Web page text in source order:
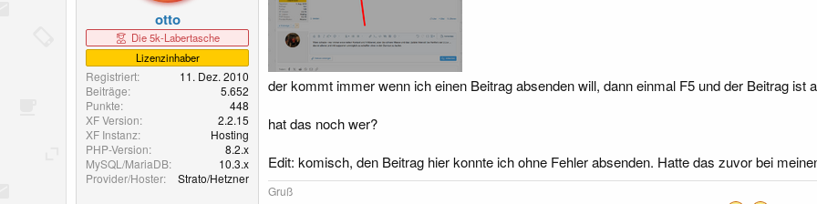
otto
Die 5k-Labertasche
Lizenzinhaber
Registriert
11. Dez. 2010
Beiträge
5.652
Punkte
448
XF Version
2.2.15
XF Instanz
Hosting
PHP-Version
8.2.x
MySQL/MariaDB
10.3.x
Provider/Hoster
Strato/Hetzner
der kommt immer wenn ich einen Beitrag absenden will, dann einmal F5 und der Beitrag ist
hat das noch wer?
Edit: komisch, den Beitrag hier konnte ich ohne Fehler absenden. Hatte das zuvor bei
Gruß